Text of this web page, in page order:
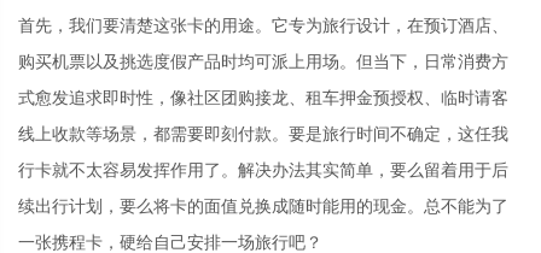
首先，我们要清楚这张卡的用途。它专为旅行设计，在预订酒店、
购买机票以及挑选度假产品时均可派上用场。但当下，日常消费方
式愈发追求即时性，像社区团购接龙、租车押金预授权、临时请客
线上收款等场景，都需要即刻付款。要是旅行时间不确定，这任我
行卡就不太容易发挥作用了。解决办法其实简单，要么留着用于后
续出行计划，要么将卡的面值兑换成随时能用的现金。总不能为了
一张携程卡，硬给自己安排一场旅行吧？